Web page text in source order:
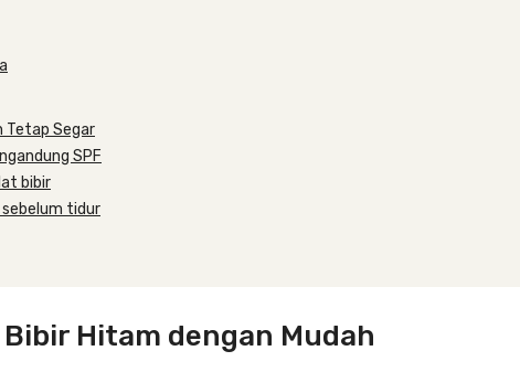
Tetap Segar
SPF
bibir
sebelum tidur
Hitam dengan Mudah